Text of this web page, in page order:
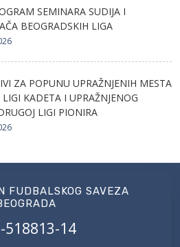
SEMINARA SUDIJA I
BEOGRADSKIH LIGA
ZA POPUNU UPRAŽNJENIH MESTA
LIGI KADETA I UPRAŽNJENOG
LIGI PIONIRA
FUDBALSKOG SAVEZA
518813-14